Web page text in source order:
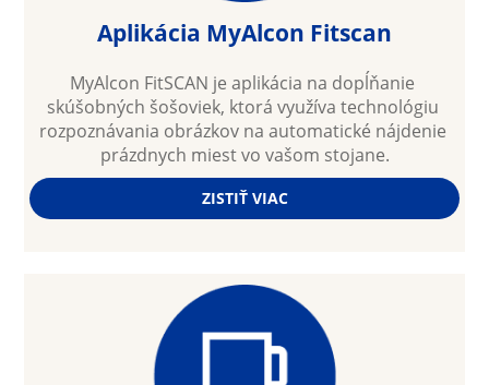
Aplikácia MyAlcon Fitscan
MyAlcon FitSCAN je aplikácia na dopĺňanie
skúšobných šošoviek, ktorá využíva technológiu
rozpoznávania obrázkov na automatické nájdenie
prázdnych miest vo vašom stojane.
ZISTIŤ VIAC